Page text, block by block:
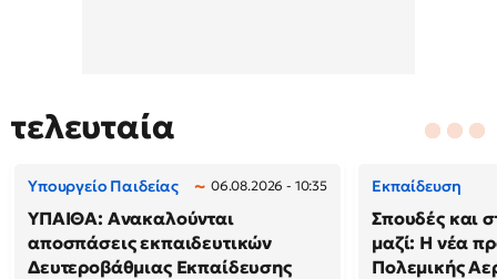
τελευταία
Υπουργείο Παιδείας 06.08.2026 - 10:35
ΥΠΑΙΘΑ: Ανακαλούνται
αποσπάσεις εκπαιδευτικών
Δευτεροβάθμιας Εκπαίδευσης
Εκπαίδευση
Σπουδές και
μαζί: Η νέα
Πολεμικής